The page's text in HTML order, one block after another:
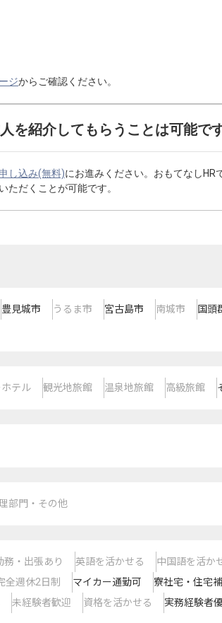
ジからご確認ください。
を紹介してもらうことは可能で
し込み(無料)にお進みください。おもてなしHR
ただくことが可能です。
豊見城市 うるま市 宮古島市 南城市 国頭
テル 観光地旅館 温泉地旅館 高級旅館
部門・その他
務・出張あり 英語を活かせる 中国語を活か
全週休2日制 マイカー通勤可 寮社宅・住宅
未経験者歓迎 資格を活かせる 実務経験者